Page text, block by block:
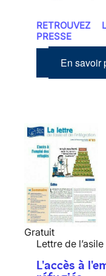
RETROUVEZ
PRESSE
En savoir
Gratuit
Lettre de
L'accès à